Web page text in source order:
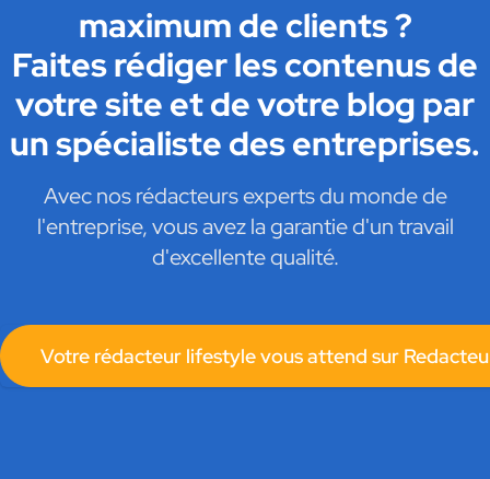
maximum de clients ?
Faites rédiger les contenus de
votre site et de votre blog par
un spécialiste des entreprises.
Avec nos rédacteurs experts du monde de
l'entreprise, vous avez la garantie d'un travail
d'excellente qualité.
Votre rédacteur lifestyle vous attend sur